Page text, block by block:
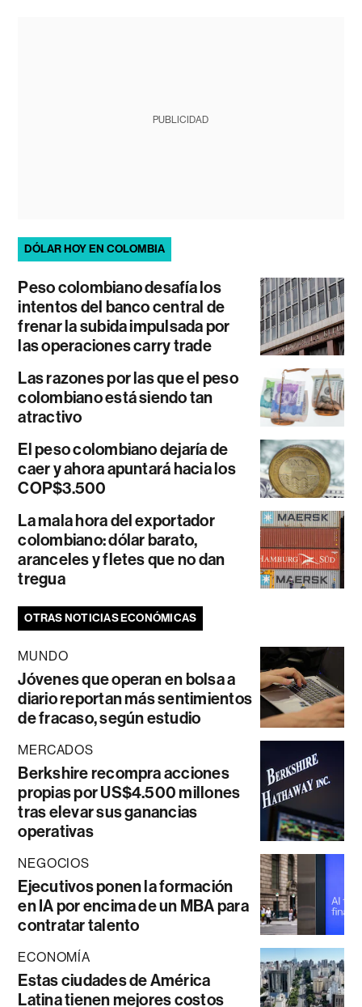
PUBLICIDAD
DÓLAR HOY EN COLOMBIA
Peso colombiano desafía los
intentos del banco central de
frenar la subida impulsada por
las operaciones carry trade
Las razones por las que el peso
colombiano está siendo tan
atractivo
El peso colombiano dejaría de
caer y ahora apuntará hacia los
COP$3.500
La mala hora del exportador
colombiano: dólar barato,
aranceles y fletes que no dan
tregua
OTRAS NOTICIAS ECONÓMICAS
MUNDO
Jóvenes que operan en bolsa a
diario reportan más sentimientos
de fracaso, según estudio
MERCADOS
Berkshire recompra acciones
propias por US$4.500 millones
tras elevar sus ganancias
operativas
NEGOCIOS
Ejecutivos ponen la formación
en IA por encima de un MBA para
contratar talento
ECONOMÍA
Estas ciudades de América
Latina tienen mejores costos